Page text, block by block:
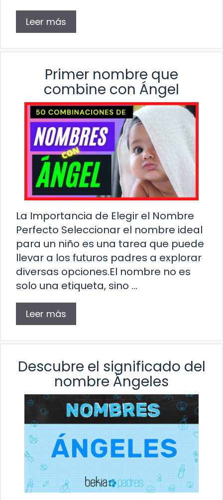
Leer más
Primer nombre que
combine con Ángel
La Importancia de Elegir el Nombre
Perfecto Seleccionar el nombre ideal
para un niño es una tarea que puede
llevar a los futuros padres a explorar
diversas opciones.El nombre no es
solo una etiqueta, sino …
Leer más
Descubre el significado del
nombre Ángeles